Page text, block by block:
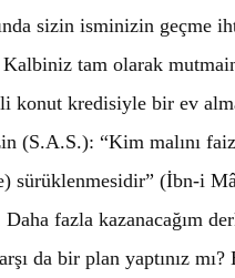
sizin isminizin geçme
tam olarak
konut kredisiyle bir ev
(S.A.S.): “Kim malını
sürüklenmesidir” (İbn-i
fazla kazanacağım
da bir plan yaptınız